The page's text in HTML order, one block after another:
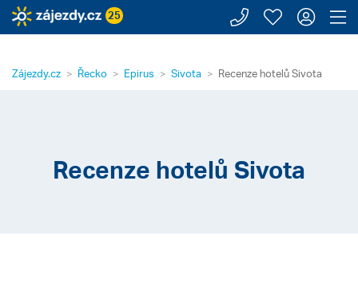
25 Zavolejte
Moje
Zájezdy.cz Řecko Epirus Sivota Recenze hotelů Sivota
Recenze hotelů Sivota